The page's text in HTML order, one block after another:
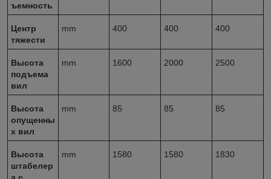
ъемность
Центр
тяжести
mm 400 400 400
Высота
подъема
вил
mm 1600 2000 2500
Высота
опущенны
х вил
mm 85 85 85
Высота
штабелер
mm 1580 1580 1830